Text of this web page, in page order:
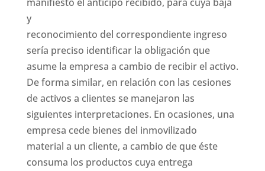
y
reconocimiento del correspondiente ingreso
sería preciso identificar la obligación que
asume la empresa a cambio de recibir el activo.
De forma similar, en relación con las cesiones
de activos a clientes se manejaron las
siguientes interpretaciones. En ocasiones, una
empresa cede bienes del inmovilizado
material a un cliente, a cambio de que éste
consuma los productos cuya entrega